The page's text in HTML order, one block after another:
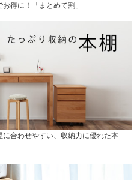
得に！「まとめて割」
合わせやすい、収納力に優れた本